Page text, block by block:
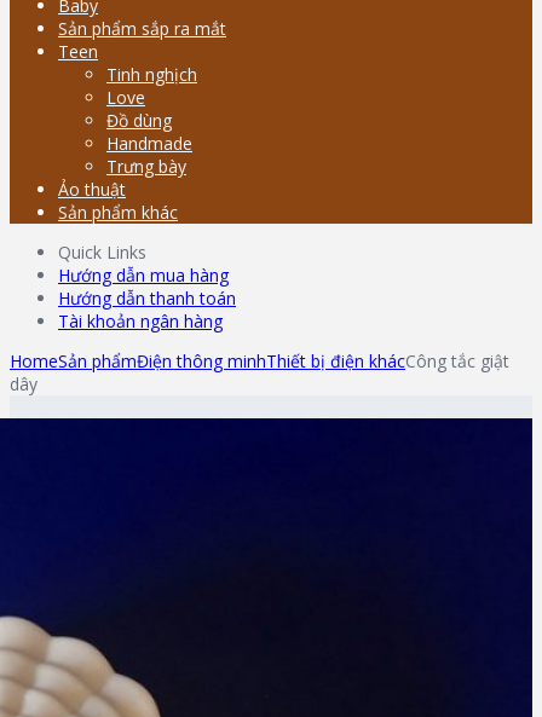
Baby
Sản phẩm sắp ra mắt
Teen
Tinh nghịch
Love
Đồ dùng
Handmade
Trưng bày
Ảo thuật
Sản phẩm khác
Quick Links
Hướng dẫn mua hàng
Hướng dẫn thanh toán
Tài khoản ngân hàng
HomeSản phẩmĐiện thông minhThiết bị điện khácCông tắc giật
dây